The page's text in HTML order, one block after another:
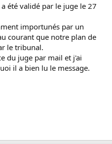
été validé par le juge le 27
importunés par un
courant que notre plan de
le tribunal.
du juge par mail et j'ai
il a bien lu le message.